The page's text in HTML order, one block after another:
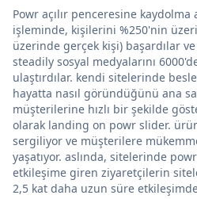
Powr açılır penceresine
işleminde, kişilerini %250'nin
üzerinde gerçek kişi) başardılar
steadily sosyal medyalarını
ulaştırdılar. kendi sitelerinde
hayatta nasıl göründüğünü ana
müşterilerine hızlı bir şekilde
olarak landing on powr slider.
sergiliyor ve müşterilere
yaşatıyor. aslında, sitelerinde
etkileşime giren ziyaretçilerin
2,5 kat daha uzun süre